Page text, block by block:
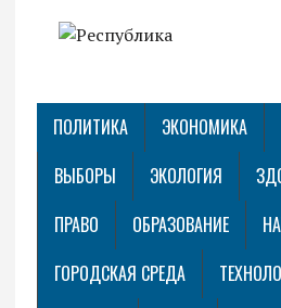
ПОЛИТИКА ЭКОНОМИКА
ВЫБОРЫ
ЭКОЛОГИЯ
ПРАВО
ОБРАЗОВАНИЕ
ГОРОДСКАЯ СРЕДА